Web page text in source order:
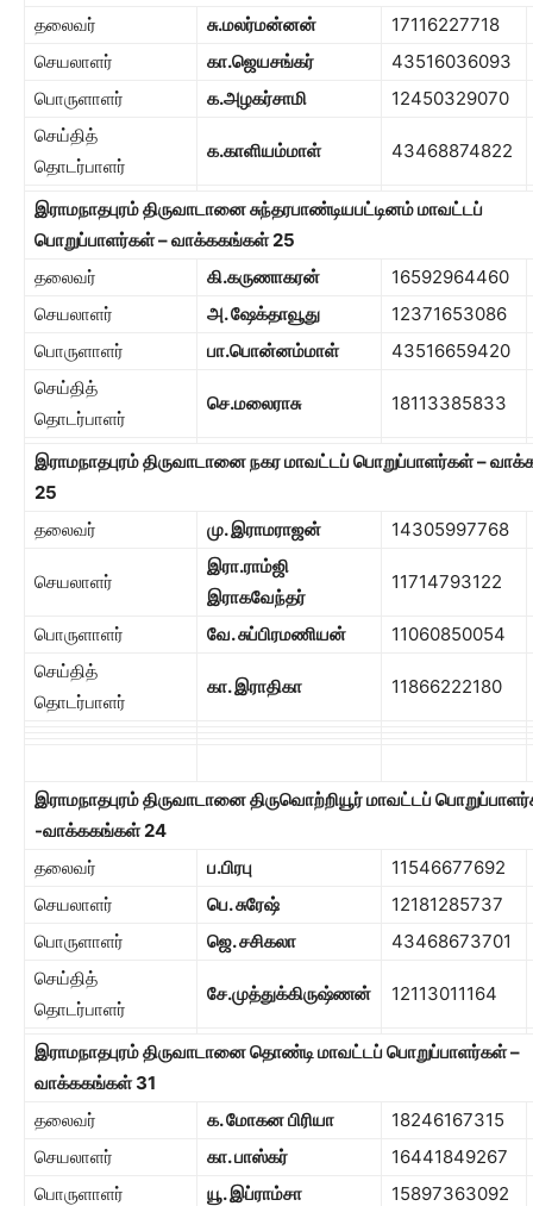
தலைவர் சு.மலர்மன்னன்
17116227718
செயலாளர்
கா.ஜெயசங்கர்
43516036093
பொருளாளர்
க.அழகர்சாமி
12450329070
செய்தித்
தொடர்பாளர்
க.காளியம்மாள் 43468874822
இராமநாதபுரம் திருவாடானை சுந்தரபாண்டியபட்டினம் மாவட்டப்
பொறுப்பாளர்கள் – வாக்ககங்கள்25
தலைவர்
கி.கருணாகரன்
16592964460
செயலாளர்
அ. ஷேக்தாவூது
12371653086
பொருளாளர்
பா.பொன்னம்மாள்
43516659420
செய்தித்
தொடர்பாளர்
செ.மலைராசு 18113385833
இராமநாதபுரம் திருவாடானை நகர மாவட்டப் பொறுப்பாளர்கள் –
25
தலைவர்
மு. இராமராஜன் 14305997768
செயலாளர்
இரா.ராம்ஜி
இராகவேந்தர்
11714793122
பொருளாளர் வே. சுப்பிரமணியன்
11060850054
செய்தித்
தொடர்பாளர்
கா. இராதிகா 11866222180
இராமநாதபுரம் திருவாடானை திருவொற்றியூர் மாவட்டப்
-வாக்ககங்கள்24
தலைவர்
ப.பிரபு
11546677692
செயலாளர்
பெ. சுரேஷ்
12181285737
பொருளாளர்
ஜெ. சசிகலா
43468673701
செய்தித்
தொடர்பாளர்
சே.முத்துக்கிருஷ்ணன் 12113011164
இராமநாதபுரம் திருவாடானை தொண்டி மாவட்டப் பொறுப்பாளர்கள் –
வாக்ககங்கள்31
தலைவர்
க. மோகன பிரியா
18246167315
செயலாளர்
கா. பாஸ்கர்
16441849267
பொருளாளர்
யூ. இப்ராம்சா
15897363092